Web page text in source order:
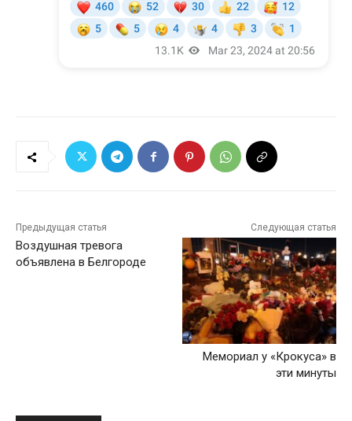
Предыдущая статья
Воздушная тревога
объявлена в Белгороде
Следующая статья
Мемориал у «Крокуса» в
эти минуты